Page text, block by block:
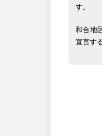
す。
和合地
宣言す